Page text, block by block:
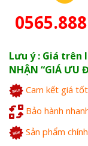
Lưu ý : Giá trên
NHẬN “GIÁ ƯU
Cam kết giá
Bảo hành
Sản phẩm